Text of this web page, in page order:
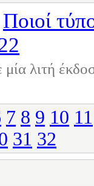
Ποιοί
λιτή
7 8 9 10 11
31 32